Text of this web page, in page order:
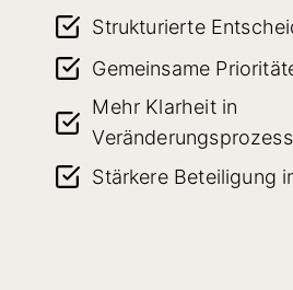
Strukturierte
Gemeinsame
Mehr Klarheit in
Stärkere Beteiligung